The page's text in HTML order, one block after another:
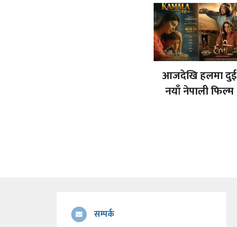
आजदेखि हलमा दुई
नयाँ नेपाली फिल्म
सम्पर्क